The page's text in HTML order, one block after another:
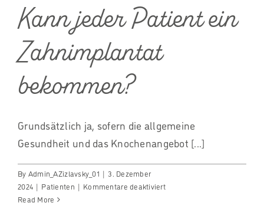
Aligners?
Kann jeder Patient ein
Zahnimplantat
bekommen?
Grundsätzlich ja, sofern die allgemeine
Gesundheit und das Knochenangebot [...]
By Admin_AZizlavsky_01 | 3. Dezember
2024 | Patienten | Kommentare deaktiviertfür
Read More